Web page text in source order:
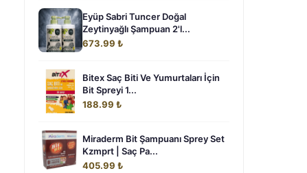
Eyüp Sabri Tuncer Doğal
Zeytinyağlı Şampuan 2'l...
673.99 ₺
Bitex Saç Biti Ve Yumurtaları İçin
Bit Spreyi 1...
188.99 ₺
Miraderm Bit Şampuanı Sprey Set
Kzmprt | Saç Pa...
405.99 ₺